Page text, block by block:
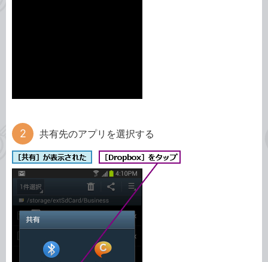
共有先のアプリを選択する